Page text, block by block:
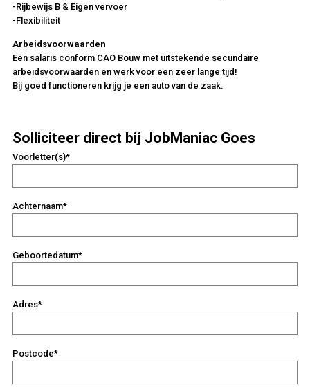
-Rijbewijs B & Eigen vervoer
-Flexibiliteit
Arbeidsvoorwaarden
Een salaris conform CAO Bouw met uitstekende secundaire
arbeidsvoorwaarden en werk voor een zeer lange tijd!
Bij goed functioneren krijg je een auto van de zaak.
Solliciteer direct bij JobManiac Goes
Voorletter(s)*
Achternaam*
Geboortedatum*
Adres*
Postcode*